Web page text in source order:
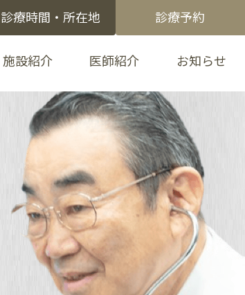
診療時間・所在地 診療予約
施設紹介 医師紹介 お知らせ